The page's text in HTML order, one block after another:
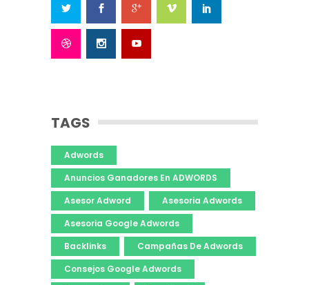
TAGS
Adwords
Anuncios Ganadores En ADWORDS
Asesor Adword
Asesoria Adwords
Asesoria Google Adwords
Backlinks
Campañas De Adwords
Consejos Google Adwords